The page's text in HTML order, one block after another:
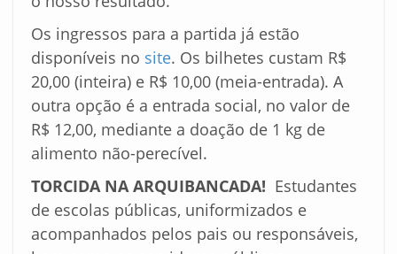
Os ingressos para a partida já estão
disponíveis no site. Os bilhetes custam R$
20,00 (inteira) e R$ 10,00 (meia-entrada). A
outra opção é a entrada social, no valor de
R$ 12,00, mediante a doação de 1 kg de
alimento não-perecível.
TORCIDA NA ARQUIBANCADA! Estudantes
de escolas públicas, uniformizados e
acompanhados pelos pais ou responsáveis,